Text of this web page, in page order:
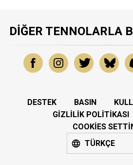
DIĞER TENNOLARLA
DESTEK BASIN
GIZLILIK POLITIKASI
COOKIES
TÜRKÇE